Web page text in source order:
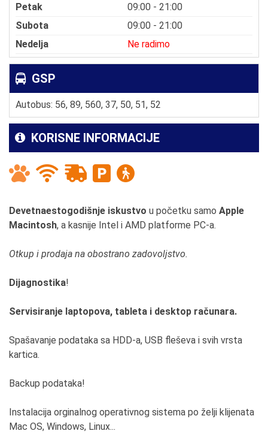
Petak
09:00 - 21:00
Subota
09:00 - 21:00
Nedelja
Ne radimo
GSP
Autobus: 56, 89, 560, 37, 50, 51, 52
KORISNE INFORMACIJE
Devetnaestogodišnje iskustvo u početku samo Apple
Macintosh, a kasnije Intel i AMD platforme PC-a.
Otkup i prodaja na obostrano zadovoljstvo.
Dijagnostika!
Servisiranje laptopova, tableta i desktop računara.
Spašavanje podataka sa HDD-a, USB fleševa i svih vrsta
kartica.
Backup podataka!
Instalacija orginalnog operativnog sistema po želji klijenata
Mac OS, Windows, Linux...